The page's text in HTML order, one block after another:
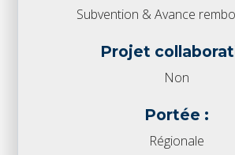
Subvention & Avance
Projet
Non
Portée :
Régionale